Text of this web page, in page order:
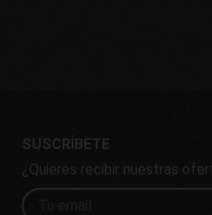
SUSCRÍBETE
¿Quieres recibir nuestras